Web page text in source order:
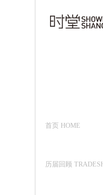
首页 HOME
历届回顾